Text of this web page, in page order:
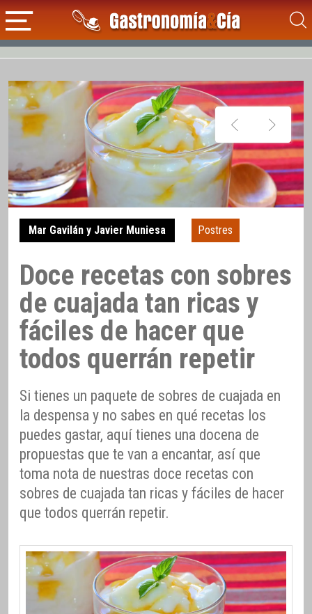
Mar Gavilán y Javier Muniesa Postres
Doce recetas con sobres
de cuajada tan ricas y
fáciles de hacer que
todos querrán repetir
Si tienes un paquete de sobres de cuajada en
la despensa y no sabes en qué recetas los
puedes gastar, aquí tienes una docena de
propuestas que te van a encantar, así que
toma nota de nuestras doce recetas con
sobres de cuajada tan ricas y fáciles de hacer
que todos querrán repetir.